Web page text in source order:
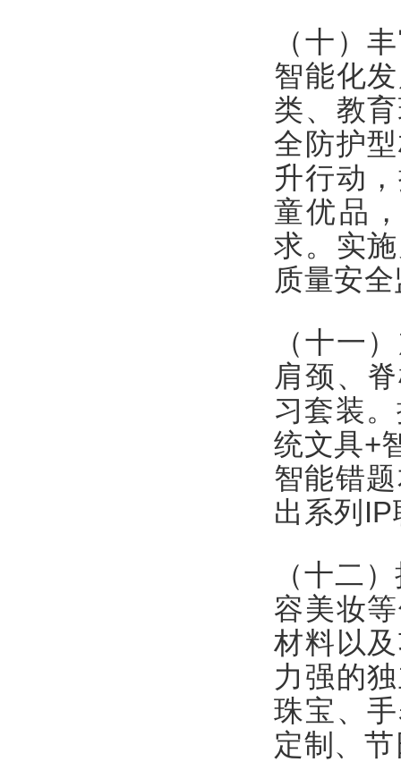
（十）
智能化
类、教
全防护
升行动
童优品
求。实
质量安
（十一
肩颈、
习套装
统文具+
智能错
出系列
（十二
容美妆
材料以
力强的
珠宝、
定制、